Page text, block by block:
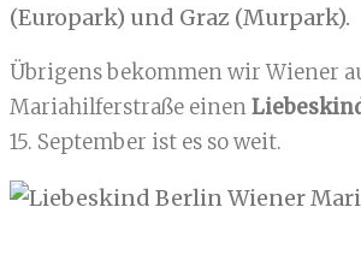
(Europark) und Graz (Murpark).
Übrigens bekommen wir Wiener
Mariahilferstraße einen
15. September ist es so weit.